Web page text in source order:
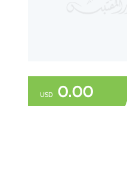
0.00
USD